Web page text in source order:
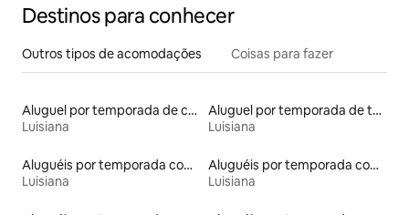
Destinos para conhecer
Outros tipos de acomodações Coisas para fazer
Aluguel por temporada de casas de veraneio
Luisiana
Aluguel por temporada de tendas
Luisiana
Aluguéis por temporada com banheiro para PCD
Luisiana
Aluguéis por temporada com acesso ao lago
Luisiana